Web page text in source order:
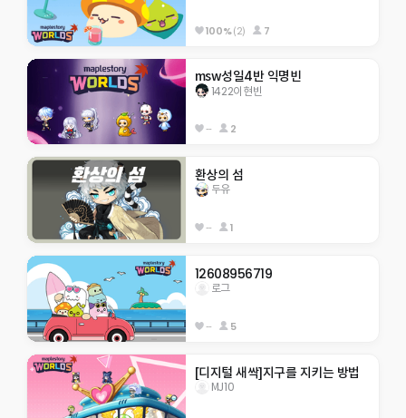
100%(2) 7
msw성일4반 익명빈
1422이현빈
-- 2
환상의 섬
두유
-- 1
12608956719
로그
-- 5
[디지털 새싹]지구를 지키는 방법
MJ10